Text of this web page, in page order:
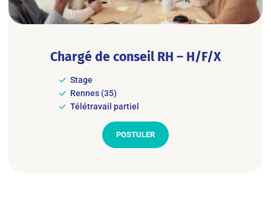
Chargé de conseil RH – H/F/X
Stage
Rennes (35)
Télétravail partiel
POSTULER